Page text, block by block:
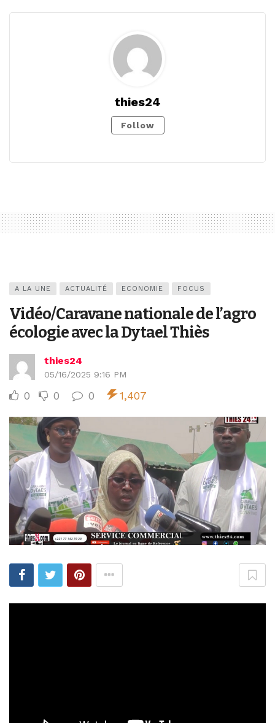
thies24
Follow
A LA UNE ACTUALITÉ ECONOMIE FOCUS
Vidéo/Caravane nationale de l’agro
écologie avec la Dytael Thiès
thies24
05/16/2025 9:16 PM
0 0 0 1,407